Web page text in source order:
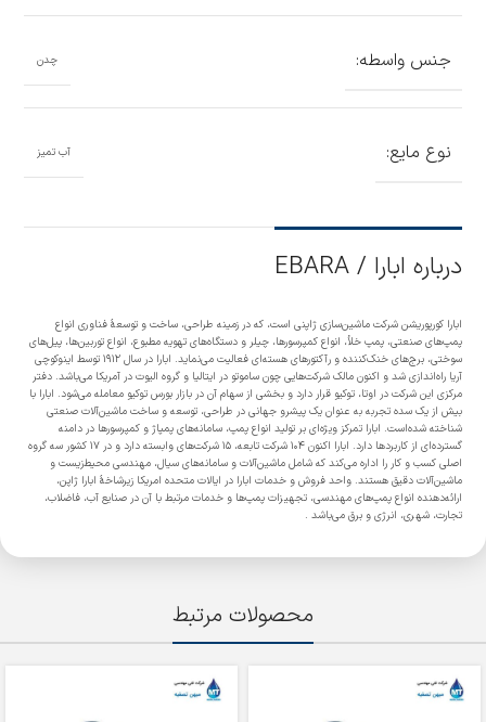
جنس واسطه: چدن
نوع مایع: آب تمیز
درباره ابارا / EBARA
ابارا کورپوریشن شرکت ماشین‌سازی ژاپنی است، که در زمینه طراحی، ساخت و توسعهٔ فناوری انواع
پمپ‌های صنعتی، پمپ خلأ، انواع کمپرسورها، چیلر و دستگاه‌های تهویه مطبوع، انواع توربین‌ها، پیل‌های
سوختی، برج‌های خنک‌کننده و رآکتورهای هسته‌ای فعالیت می‌نماید. ابارا در سال ۱۹۱۲ توسط اینوکوچی
آریا راه‌اندازی شد و اکنون مالک شرکت‌هایی چون ساموتو در ایتالیا و گروه الیوت در آمریکا می‌باشد. دفتر
مرکزی این شرکت در اوتا، توکیو قرار دارد و بخشی از سهام آن در بازار بورس توکیو معامله می‌شود. ابارا با
بیش از یک سده تجربه به عنوان یک پیشرو جهانی در طراحی، توسعه و ساخت ماشین‌آلات صنعتی
شناخته شده‌است. ابارا تمرکز ویژه‌ای بر تولید انواع پمپ، سامانه‌های پمپاژ و کمپرسورها در دامنه
گسترده‌ای از کاربردها دارد. ابارا اکنون ۱۰۴ شرکت تابعه، ۱۵ شرکت‌های وابسته دارد و در ۱۷ کشور سه گروه
اصلی کسب و کار را اداره می‌کند که شامل ماشین‌آلات و سامانه‌های سیال، مهندسی محیط‌زیست و
ماشین‌آلات دقیق هستند. واحد فروش و خدمات ابارا در ایالات متحده امریکا زیرشاخهٔ ابارا ژاپن،
ارائه‌دهنده انواع پمپ‌های مهندسی، تجهیزات پمپ‌ها و خدمات مرتبط با آن در صنایع آب، فاضلاب،
تجارت، شهری، انرژی و برق می‌باشد .
محصولات مرتبط